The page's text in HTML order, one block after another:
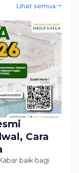
Lihat semua
Cara
baik bagi